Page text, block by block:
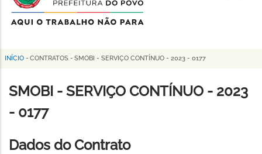
de
Horizonte
Trilha
de
navegação
INÍCIO - CONTRATOS - SMOBI - SERVIÇO CONTÍNUO - 2023 - 0177
SMOBI - SERVIÇO CONTÍNUO - 2023
- 0177
Dados do Contrato